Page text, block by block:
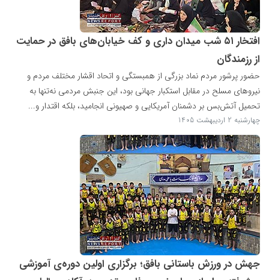
افتخار ۵۱ شب میدان داری و کف خیابان‌های بافق در حمایت
از رزمندگان
حضور پرشور مردم نماد بزرگی از همبستگی و اتحاد اقشار مختلف مردم و
نیروهای مسلح در مقابل استکبار جهانی بود، این جنبش مردمی نه‌تنها به
تحمیل آتش‌بس بر دشمنان آمریکایی و صهیونی انجامید، بلکه اقتدار و...
چهارشنبه 2 اردیبهشت 1405
جهش در ورزش باستانی بافق؛ برگزاری اولین دوره‌ی آموزشی